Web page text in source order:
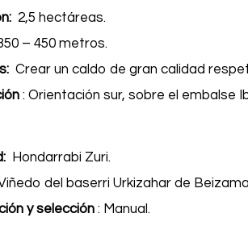
2,5 hectáreas.
– 450 metros.
Crear un caldo de gran calidad
: Orientación sur, sobre el embalse
Hondarrabi Zuri.
del baserri Urkizahar de
y selección : Manual.